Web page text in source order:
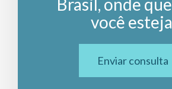
Brasil, onde
você
Enviar consulta